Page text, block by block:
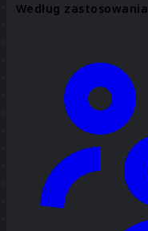
Według zastosowania